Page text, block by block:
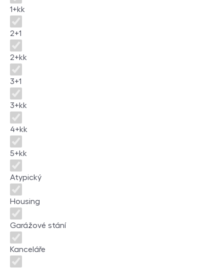
1+kk
2+1
2+kk
3+1
3+kk
4+kk
5+kk
Atypický
Housing
Garážové stání
Kanceláře